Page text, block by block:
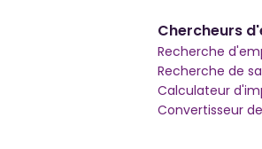
Chercheurs
Recherche
Recherche de
Calculateur
Convertisseur